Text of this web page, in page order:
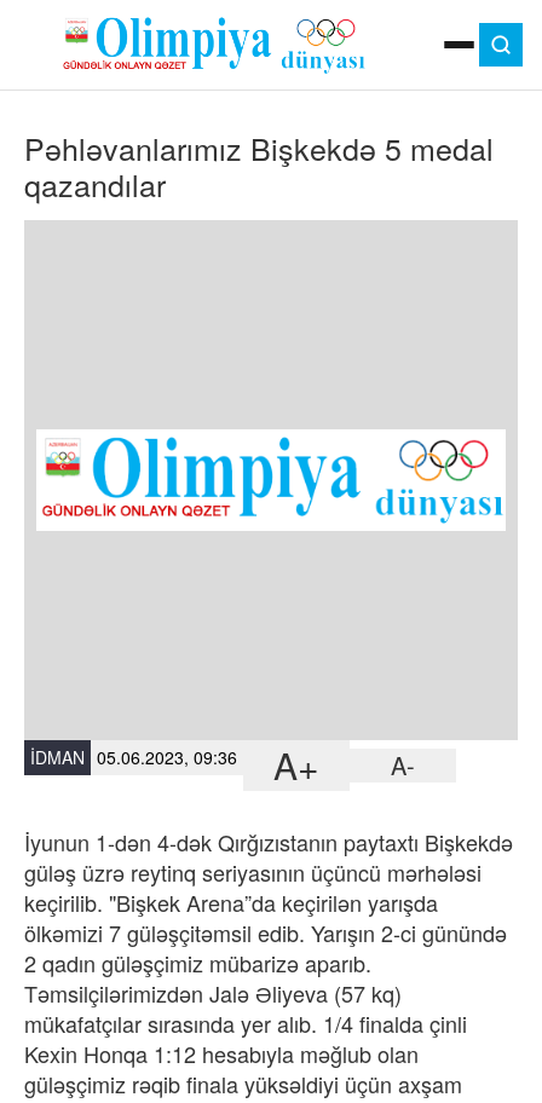
MOK
OLIMPIYA OYUNLARI
ÇAP VERSIYASI
TV
DIGƏR
Pəhləvanlarımız Bişkekdə 5 medal
qazandılar
İDMAN 05.06.2023, 09:36 A+ A-
İyunun 1-dən 4-dək Qırğızıstanın paytaxtı Bişkekdə
güləş üzrə reytinq seriyasının üçüncü mərhələsi
keçirilib. "Bişkek Arena”da keçirilən yarışda
ölkəmizi 7 güləşçitəmsil edib. Yarışın 2-ci günündə
2 qadın güləşçimiz mübarizə aparıb.
Təmsilçilərimizdən Jalə Əliyeva (57 kq)
mükafatçılar sırasında yer alıb. 1/4 finalda çinli
Kexin Honqa 1:12 hesabıyla məğlub olan
güləşçimiz rəqib finala yüksəldiyi üçün axşam